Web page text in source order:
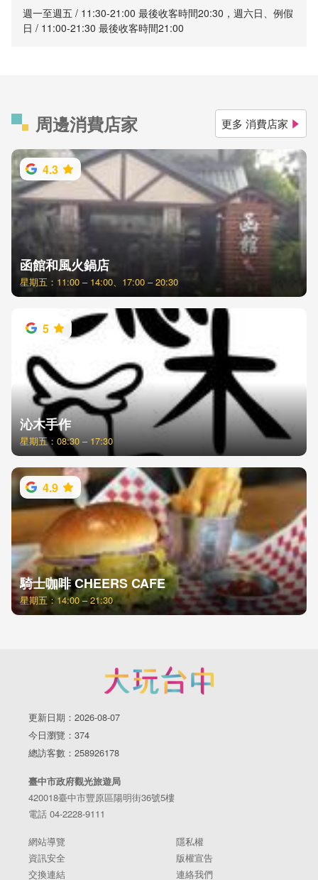
週一至週五 / 11:30-21:00 最後收客時間20:30，週六日、例假
日 / 11:00-21:30 最後收客時間21:00
周邊消費店家 更多 消費店家
4.3
函館和風火鍋店
星期五：11:00 – 14:00、17:00 – 20:30
5
沁木手作
星期五：08:30 – 17:30
4.9
騎士咖啡 CHEERS CAFE
星期五：14:00 – 21:30
更新日期：2026-08-07
今日瀏覽：374
總訪客數：258926178
臺中市政府觀光旅遊局
420018臺中市豐原區陽明街36號5樓
電話 04-2228-9111
網站導覽
隱私權
資訊安全
版權宣告
交換連結
連絡我們